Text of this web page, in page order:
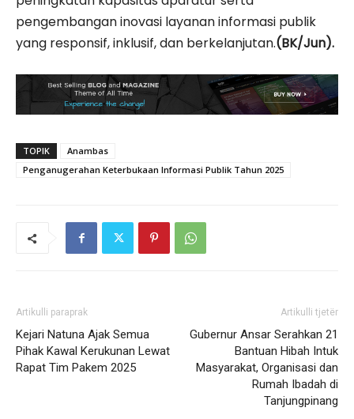
pengembangan inovasi layanan informasi publik
yang responsif, inklusif, dan berkelanjutan.(BK/Jun).
TOPIK
Anambas
Penganugerahan Keterbukaan Informasi Publik Tahun 2025
Artikulli paraprak
Kejari Natuna Ajak Semua
Pihak Kawal Kerukunan Lewat
Rapat Tim Pakem 2025
Artikulli tjetër
Gubernur Ansar Serahkan 21
Bantuan Hibah Intuk
Masyarakat, Organisasi dan
Rumah Ibadah di
Tanjungpinang